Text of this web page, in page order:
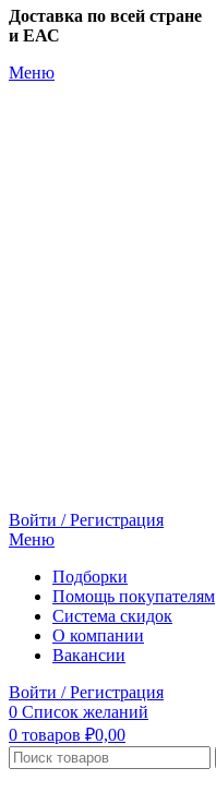
Доставка по всей стране
и ЕАС
Меню
Войти / Регистрация
Меню
Подборки
Помощь покупателям
Система скидок
О компании
Вакансии
Войти / Регистрация
0 Список желаний
0 товаров ₽0,00